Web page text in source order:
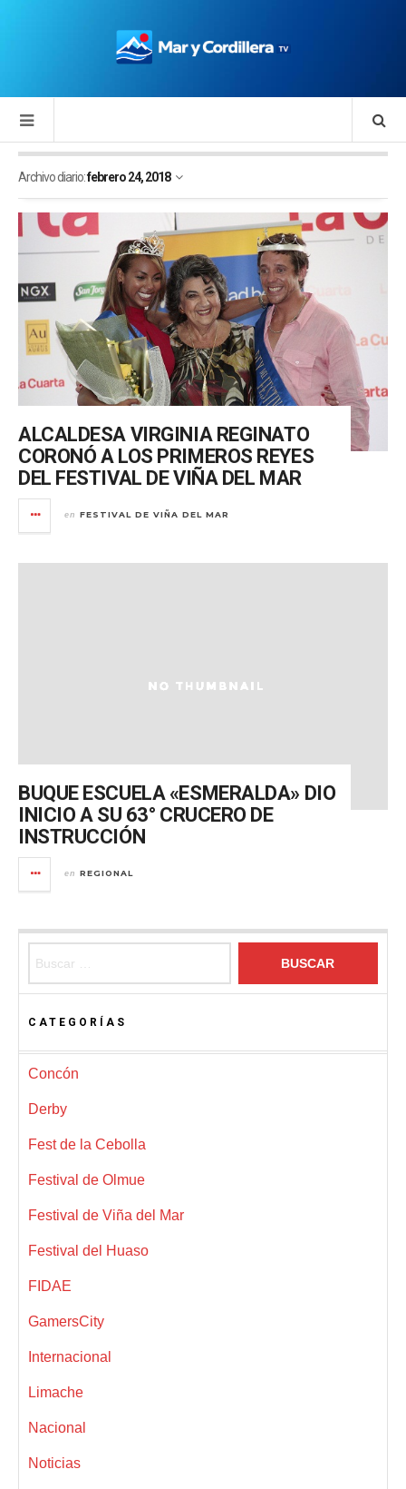
Archivo diario:febrero 24, 2018
ALCALDESA VIRGINIA REGINATO
CORONÓ A LOS PRIMEROS REYES
DEL FESTIVAL DE VIÑA DEL MAR
en FESTIVAL DE VIÑA DEL MAR
BUQUE ESCUELA «ESMERALDA» DIO
INICIO A SU 63° CRUCERO DE
INSTRUCCIÓN
en REGIONAL
CATEGORÍAS
Concón
Derby
Fest de la Cebolla
Festival de Olmue
Festival de Viña del Mar
Festival del Huaso
FIDAE
GamersCity
Internacional
Limache
Nacional
Noticias